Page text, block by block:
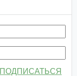
ПОДПИСАТЬСЯ